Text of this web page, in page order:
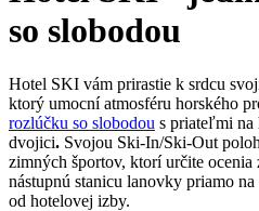
so slobodou
Hotel SKI vám prirastie k srdcu
ktorý umocní atmosféru horského
rozlúčku so slobodou s priateľmi na
dvojici. Svojou Ski-In/Ski-Out
zimných športov, ktorí určite
nástupnú stanicu lanovky priamo
od hotelovej izby.​